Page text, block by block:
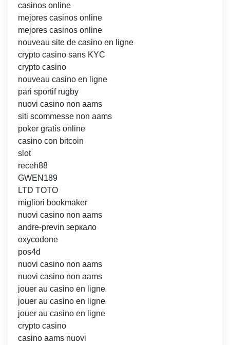
casinos online
mejores casinos online
mejores casinos online
nouveau site de casino en ligne
crypto casino sans KYC
crypto casino
nouveau casino en ligne
pari sportif rugby
nuovi casino non aams
siti scommesse non aams
poker gratis online
casino con bitcoin
slot
receh88
GWEN189
LTD TOTO
migliori bookmaker
nuovi casino non aams
andre-previn зеркало
oxycodone
pos4d
nuovi casino non aams
nuovi casino non aams
jouer au casino en ligne
jouer au casino en ligne
jouer au casino en ligne
crypto casino
casino aams nuovi